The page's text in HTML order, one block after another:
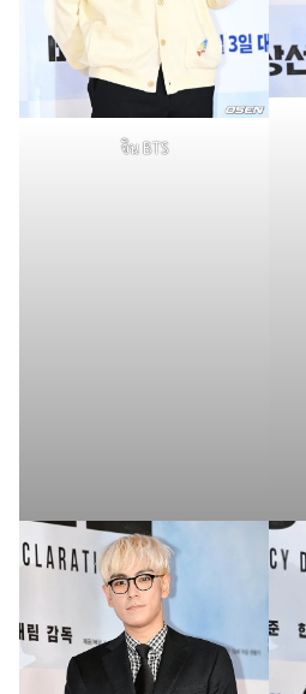
จิน BTS